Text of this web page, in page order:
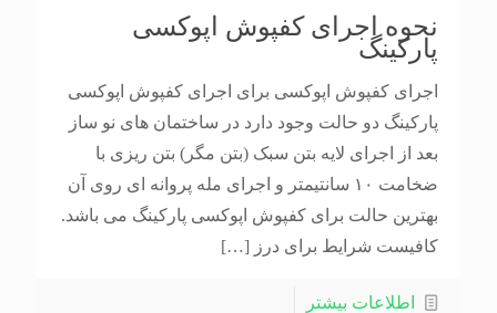
نحوه اجرای کفپوش اپوکسی
پارکینگ
اجرای کفپوش اپوکسی برای اجرای کفپوش اپوکسی
پارکینگ دو حالت وجود دارد در ساختمان های نو ساز
بعد از اجرای لایه بتن سبک (بتن مگر) بتن ریزی با
ضخامت ۱۰ سانتیمتر و اجرای مله پروانه ای روی آن
بهترین حالت برای کفپوش اپوکسی پارکینگ می باشد.
کافیست شرایط برای درز […]
اطلاعات بیشتر